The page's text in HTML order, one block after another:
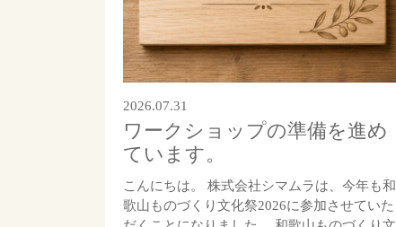
2026.07.31
ワークショップの準備を進め
ています。
こんにちは。 株式会社シマムラは、今年も和
歌山ものづくり文化祭2026に参加させていた